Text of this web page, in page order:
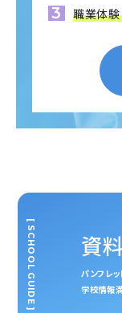
職業体験
資
パンフレ
学校情報満
[ SCHOOL GUIDE ]